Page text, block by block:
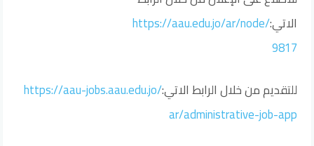
الاتي:https://aau.edu.jo/ar/node/
9817
للتقديم من خلال الرابط الاتي:https://aau-jobs.aau.edu.jo/
ar/administrative-job-app